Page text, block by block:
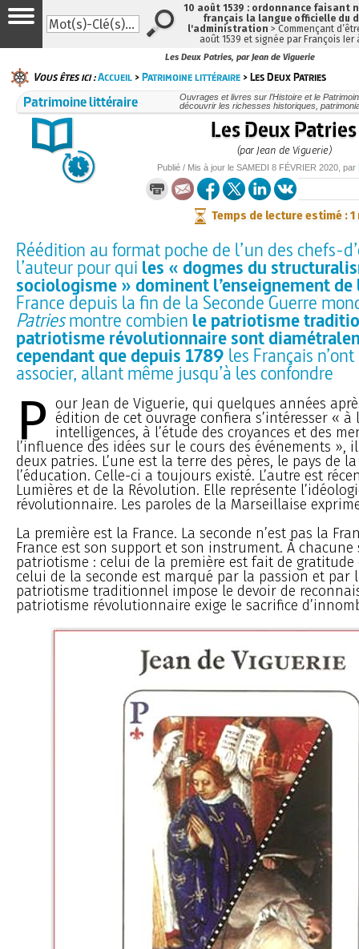
Les Deux Patries, par Jean de Viguerie
Vous êtes ici :Accueil >Patrimoine littéraire > Les Deux Patries
Patrimoine littéraire
Ouvrages et livres sur l’Histoire et le
découvrir les richesses historiques,
Les Deux Patries
(par Jean de Viguerie)
Publié / Mis à jour leSAMEDI 8 FÉVRIER 2020 , par
Temps de lecture estimé : 1
Réédition au format poche de l’un des chefs-
l’auteur pour qui les « dogmes du
sociologisme » dominent l’enseignement de
France depuis la fin de la Seconde Guerre
Patriesmontre combien le patriotisme
patriotisme révolutionnaire sont
cependant que depuis 1789 les Français
associer, allant même jusqu’à les confondre
P our Jean de Viguerie, qui quelques années
édition de cet ouvrage confiera s’intéresser «
intelligences, à l’étude des croyances et des
l’influence des idées sur le cours des événements »,
deux patries. L’une est la terre des pères, le pays de
l’éducation. Celle-ci a toujours existé. L’autre est
Lumières et de la Révolution. Elle représente
révolutionnaire. Les paroles de la Marseillaise
La première est la France. La seconde n’est pas la
France est son support et son instrument. À chacune
patriotisme : celui de la première est fait de gratitude
celui de la seconde est marqué par la passion et par
patriotisme traditionnel impose le devoir de
patriotisme révolutionnaire exige le sacrifice
10 août 1539 : ordonnance faisant
français la langue officielle du
l'administration > Commençant
août 1539 et signée par François